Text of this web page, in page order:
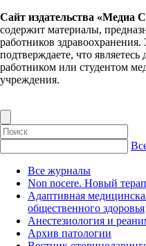
Сайт издательства «Медиа
содержит материалы,
работников
подтверждаете, что
работником или студентом
учреждения.
Все журналы
Non nocere. Новый
Адаптивная
общественного здоровья
Анестезиология и
Архив патологии